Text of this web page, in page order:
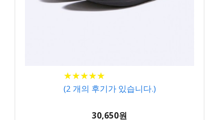
★★★★★
★★★★★
(2 개의 후기가 있습니다.)
30,650원